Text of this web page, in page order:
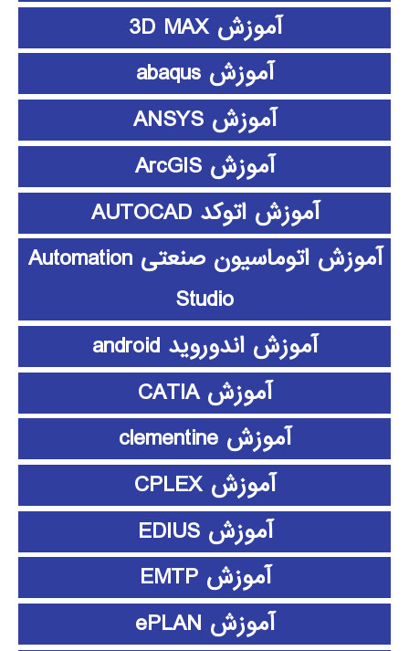
آموزش 3D MAX
آموزش abaqus
آموزش ANSYS
آموزش ArcGIS
آموزش اتوکد AUTOCAD
آموزش اتوماسیون صنعتی Automation
Studio
آموزش اندوروید android
آموزش CATIA
آموزش clementine
آموزش CPLEX
آموزش EDIUS
آموزش EMTP
آموزش ePLAN